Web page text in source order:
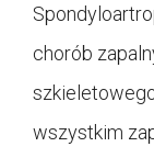
chorób
wszystkim